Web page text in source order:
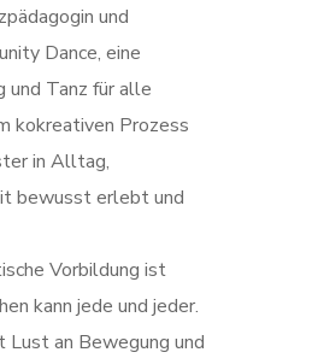
und
Dance, eine
und Tanz für alle
kokreativen Prozess
in Alltag,
bewusst erlebt und
Vorbildung ist
kann jede und jeder.
Lust an Bewegung und